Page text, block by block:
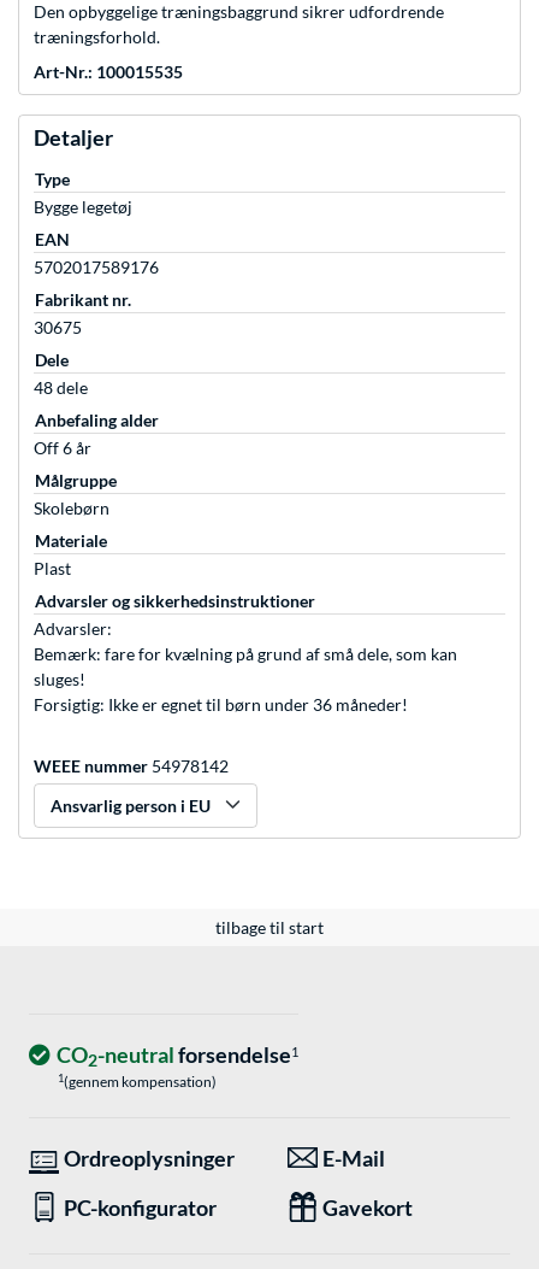
Den opbyggelige træningsbaggrund sikrer udfordrende
træningsforhold.
Art-Nr.: 100015535
Detaljer
Type
Bygge legetøj
EAN
5702017589176
Fabrikant nr.
30675
Dele
48 dele
Anbefaling alder
Off 6 år
Målgruppe
Skolebørn
Materiale
Plast
Advarsler og sikkerhedsinstruktioner
Advarsler:
Bemærk: fare for kvælning på grund af små dele, som kan
sluges!
Forsigtig: Ikke er egnet til børn under 36 måneder!
WEEE nummer 54978142
Ansvarlig person i EU
tilbage til start
CO2-neutralforsendelse1
1(gennem kompensation)
Ordreoplysninger
E-Mail
PC-konfigurator
Gavekort